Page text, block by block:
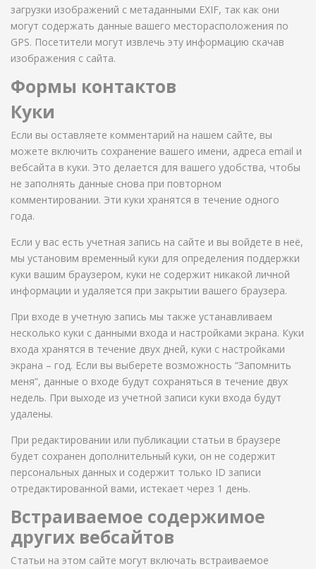
загрузки изображений с метаданными EXIF, так как они
могут содержать данные вашего месторасположения по
GPS. Посетители могут извлечь эту информацию скачав
изображения с сайта.
Формы контактов
Куки
Если вы оставляете комментарий на нашем сайте, вы
можете включить сохранение вашего имени, адреса email и
вебсайта в куки. Это делается для вашего удобства, чтобы
не заполнять данные снова при повторном
комментировании. Эти куки хранятся в течение одного
года.
Если у вас есть учетная запись на сайте и вы войдете в неё,
мы установим временный куки для определения поддержки
куки вашим браузером, куки не содержит никакой личной
информации и удаляется при закрытии вашего браузера.
При входе в учетную запись мы также устанавливаем
несколько куки с данными входа и настройками экрана. Куки
входа хранятся в течение двух дней, куки с настройками
экрана – год. Если вы выберете возможность “Запомнить
меня”, данные о входе будут сохраняться в течение двух
недель. При выходе из учетной записи куки входа будут
удалены.
При редактировании или публикации статьи в браузере
будет сохранен дополнительный куки, он не содержит
персональных данных и содержит только ID записи
отредактированной вами, истекает через 1 день.
Встраиваемое содержимое
других вебсайтов
Статьи на этом сайте могут включать встраиваемое